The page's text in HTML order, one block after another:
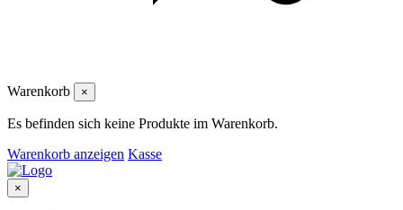
Warenkorb ×
Es befinden sich keine Produkte im Warenkorb.
Warenkorb anzeigen Kasse
×